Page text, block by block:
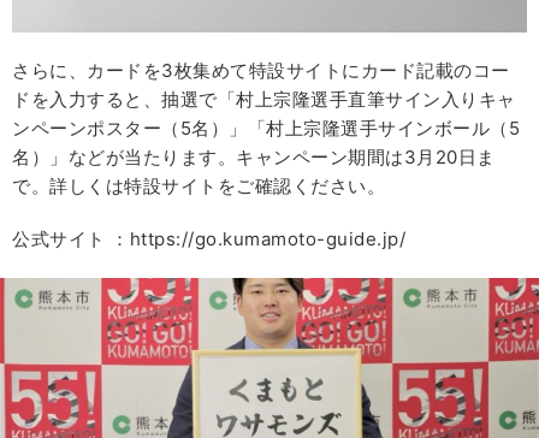
さらに、カードを3枚集めて特設サイトにカード記載のコー
ドを入力すると、抽選で「村上宗隆選手直筆サイン入りキャ
ンペーンポスター（5名）」「村上宗隆選手サインボール（5
名）」などが当たります。キャンペーン期間は3月20日ま
で。詳しくは特設サイトをご確認ください。
公式サイト ：https://go.kumamoto-guide.jp/